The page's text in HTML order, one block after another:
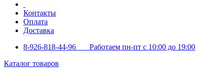
Контакты
Оплата
Доставка
8-926-818-44-96 Работаем пн-пт с 10:00 до 19:00
Каталог товаров